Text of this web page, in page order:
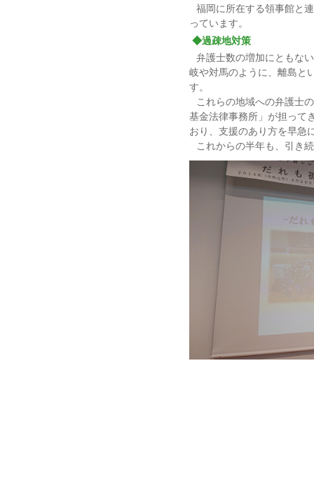
福岡に所在する領事館と
っています。
◆過疎地対策
弁護士数の増加にともな
岐や対馬のように、離島と
す。
これらの地域への弁護士
基金法律事務所」が担って
おり、支援のあり方を早急
これからの半年も、引き